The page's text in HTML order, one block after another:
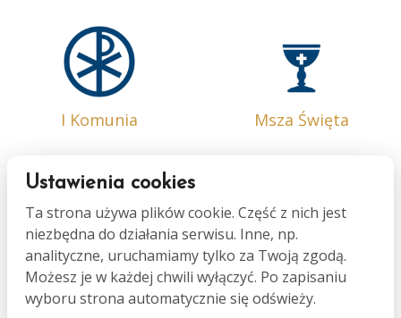
I Komunia Msza Święta
Bierzmowanie Małżeństwo
Ustawienia cookies
Ta strona używa plików cookie. Część z nich jest
niezbędna do działania serwisu. Inne, np.
analityczne, uruchamiamy tylko za Twoją zgodą.
Możesz je w każdej chwili wyłączyć. Po zapisaniu
wyboru strona automatycznie się odświeży.